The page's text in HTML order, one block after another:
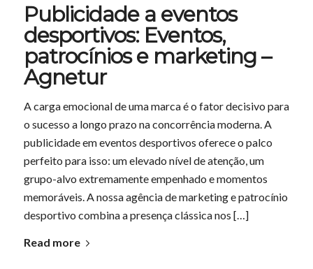
Publicidade a eventos
desportivos: Eventos,
patrocínios e marketing –
Agnetur
A carga emocional de uma marca é o fator decisivo para
o sucesso a longo prazo na concorrência moderna. A
publicidade em eventos desportivos oferece o palco
perfeito para isso: um elevado nível de atenção, um
grupo-alvo extremamente empenhado e momentos
memoráveis. A nossa agência de marketing e patrocínio
desportivo combina a presença clássica nos […]
Read more